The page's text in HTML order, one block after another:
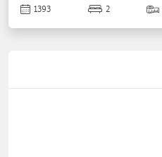
2
1393